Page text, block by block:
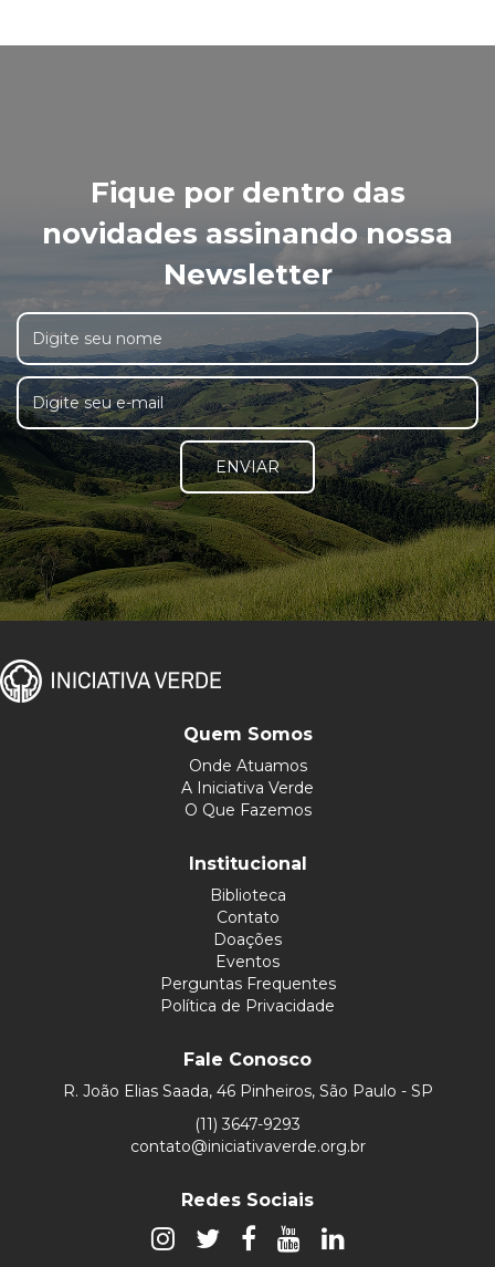
Fique por dentro das
novidades assinando nossa
Newsletter
ENVIAR
Quem Somos
Onde Atuamos
A Iniciativa Verde
O Que Fazemos
Institucional
Biblioteca
Contato
Doações
Eventos
Perguntas Frequentes
Política de Privacidade
Fale Conosco
R. João Elias Saada, 46 Pinheiros, São Paulo - SP
(11) 3647-9293
contato@iniciativaverde.org.br
Redes Sociais